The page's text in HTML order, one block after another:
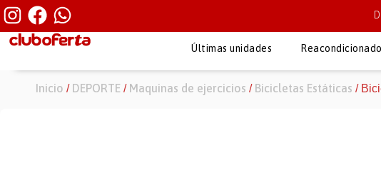
Últimas unidades
Inicio / DEPORTE / Maquinas de ejercicios / Bicicletas Estáticas /